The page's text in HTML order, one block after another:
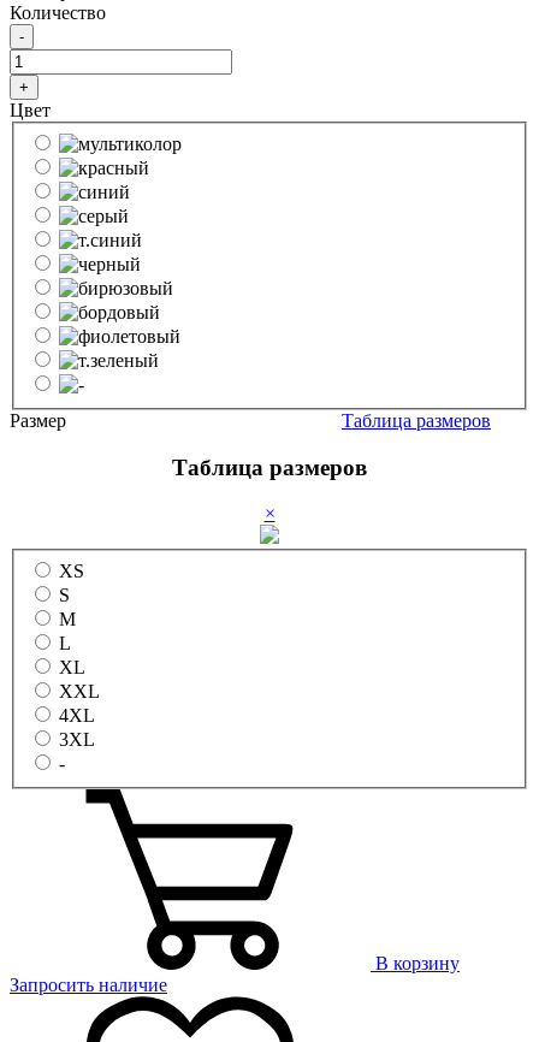
Количество
-
+
Цвет
Размер Таблица размеров
Таблица размеров
×
XS
S
M
L
XL
XXL
4XL
3XL
-
В корзину
Запросить наличие